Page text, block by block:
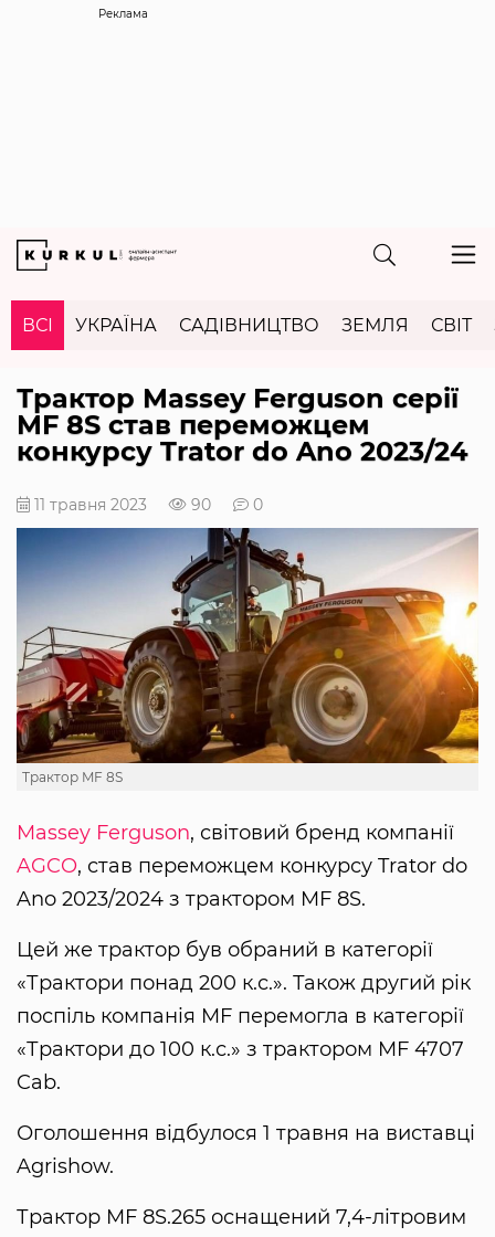
Реклама
ВСІ УКРАЇНА САДІВНИЦТВО ЗЕМЛЯ СВІТ
Трактор Massey Ferguson серії
MF 8S став переможцем
конкурсу Trator do Ano 2023/24
11 травня 2023 90 0
Трактор MF 8S
Massey Ferguson, світовий бренд компанії
AGCO, став переможцем конкурсу Trator do
Ano 2023/2024 з трактором MF 8S.
Цей же трактор був обраний в категорії
«Трактори понад 200 к.с.». Також другий рік
поспіль компанія MF перемогла в категорії
«Трактори до 100 к.с.» з трактором MF 4707
Cab.
Оголошення відбулося 1 травня на виставці
Agrishow.
Трактор MF 8S.265 оснащений 7,4-літровим